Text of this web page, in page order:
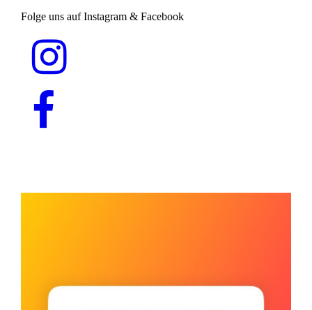
Folge uns auf Instagram & Facebook